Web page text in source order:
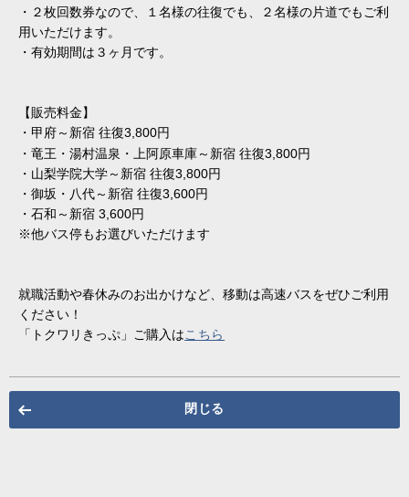
・２枚回数券なので、１名様の往復でも、２名様の片道でもご利
用いただけます。
・有効期間は３ヶ月です。
【販売料金】
・甲府～新宿 往復3,800円
・竜王・湯村温泉・上阿原車庫～新宿 往復3,800円
・山梨学院大学～新宿 往復3,800円
・御坂・八代～新宿 往復3,600円
・石和～新宿 3,600円
※他バス停もお選びいただけます
就職活動や春休みのお出かけなど、移動は高速バスをぜひご利用
ください！
「トクワリきっぷ」ご購入はこちら
閉じる